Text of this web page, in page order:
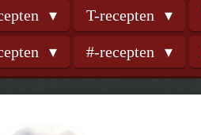
T-recepten
#-recepten